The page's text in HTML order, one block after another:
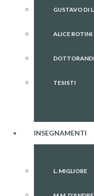
GUSTAVO DI
ALICE ROTINI
DOTTORANDI
TESISTI
INSEGNAMENTI
L. MIGLIORE